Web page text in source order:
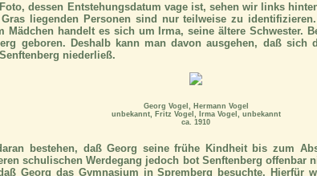
dessen Entstehungsdatum vage ist, sehen wir links
liegenden Personen sind nur teilweise zu
Mädchen handelt es sich um Irma, seine ältere Schwester.
geboren. Deshalb kann man davon ausgehen, daß
niederließ.
Georg Vogel, Hermann Vogel
unbekannt, Fritz Vogel, Irma Vogel, unbekannt
ca. 1910
bestehen, daß Georg seine frühe Kindheit bis zum
schulischen Werdegang jedoch bot Senftenberg offenbar
Georg das Gymnasium in Spremberg besuchte. Hierfür